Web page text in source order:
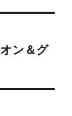
ン＆グ